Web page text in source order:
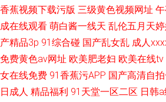
香蕉视频下载污版 三级黄色视频网址
成在线观看 萌白酱一线天 乱伦五月天
产精品3p 91综合碰 国产乱女乱 成人
免费黄色av网址 欧美肥老妇 欧美在线tv
女在线免费 91香蕉污APP 国产高清自
日成人 精品福利 91天堂一区二区 日韩